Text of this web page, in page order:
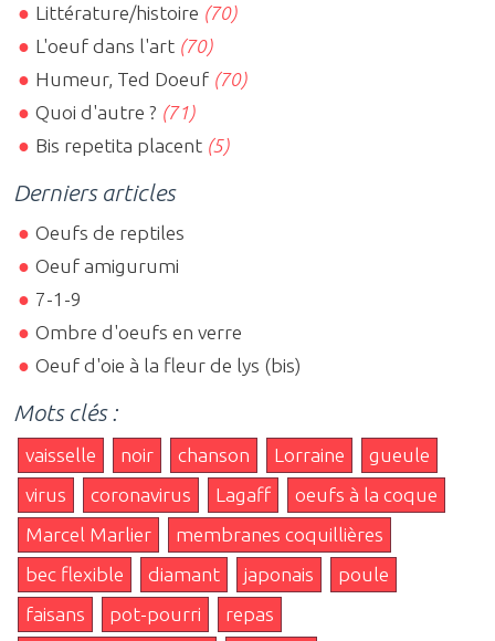
Littérature/histoire (70)
L'oeuf dans l'art (70)
Humeur, Ted Doeuf (70)
Quoi d'autre ? (71)
Bis repetita placent (5)
Derniers articles
Oeufs de reptiles
Oeuf amigurumi
7-1-9
Ombre d'oeufs en verre
Oeuf d'oie à la fleur de lys (bis)
Mots clés :
vaisselle noir chanson Lorraine
gueule
virus
coronavirus Lagaff
oeufs à la coque
Marcel Marlier
membranes coquillières
bec flexible
diamant japonais
poule
faisans
pot-pourri
repas